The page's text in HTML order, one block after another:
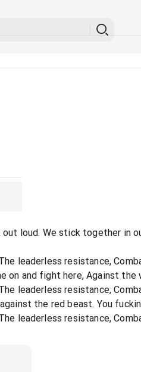
out loud. We stick together
leaderless resistance,
on and fight here, Against
leaderless resistance,
the red beast. You
leaderless resistance,